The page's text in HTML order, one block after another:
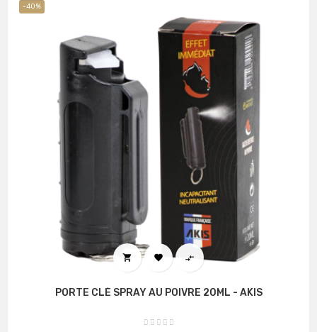
-40%
  
PORTE CLÉ SPRAY AU POIVRE 20ML - AKIS